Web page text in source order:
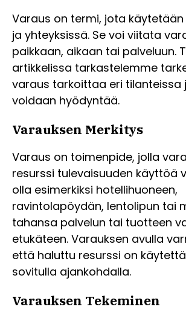
Varaus on termi, jota
ja yhteyksissä. Se voi viitata
paikkaan, aikaan tai palveluun.
artikkelissa tarkastelemme
varaus tarkoittaa eri tilanteissa
voidaan hyödyntää.
Varauksen Merkitys
Varaus on toimenpide, jolla
resurssi tulevaisuuden käyttöä
olla esimerkiksi hotellihuoneen,
ravintolapöydän, lentolipun tai
tahansa palvelun tai tuotteen
etukäteen. Varauksen avulla
että haluttu resurssi on
sovitulla ajankohdalla.
Varauksen Tekeminen